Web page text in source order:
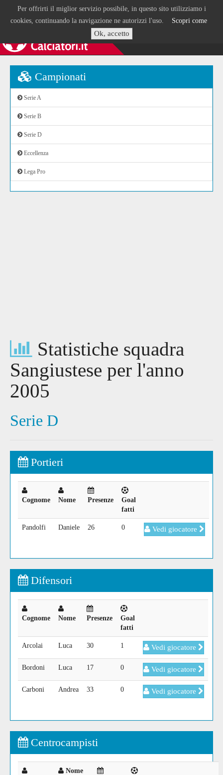
Per offrirti il miglior servizio possibile, in questo sito utilizziamo i
cookies, continuando la navigazione ne autorizzi l'uso. Scopri come
Ok, accetto
Campionati
Serie A
Serie B
Serie D
Eccellenza
Lega Pro
Statistiche squadra
Sangiustese per l'anno
2005
Serie D
Portieri
Cognome Nome Presenze
Goal
fatti
Pandolfi Daniele 26 0 Vedi giocatore
Difensori
Cognome Nome Presenze
Goal
fatti
Arcolai Luca 30 1 Vedi giocatore
Bordoni Luca 17 0 Vedi giocatore
Carboni Andrea 33 0 Vedi giocatore
Centrocampisti
Nome